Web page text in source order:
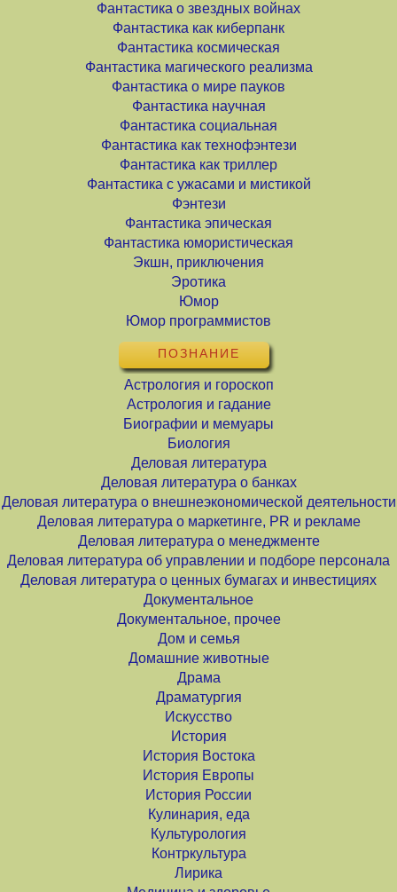
Фантастика о звездных войнах
Фантастика как киберпанк
Фантастика космическая
Фантастика магического реализма
Фантастика о мире пауков
Фантастика научная
Фантастика социальная
Фантастика как технофэнтези
Фантастика как триллер
Фантастика с ужасами и мистикой
Фэнтези
Фантастика эпическая
Фантастика юмористическая
Экшн, приключения
Эротика
Юмор
Юмор программистов
ПОЗНАНИЕ
Астрология и гороскоп
Астрология и гадание
Биографии и мемуары
Биология
Деловая литература
Деловая литература о банках
Деловая литература о внешнеэкономической деятельности
Деловая литература о маркетинге, PR и рекламе
Деловая литература о менеджменте
Деловая литература об управлении и подборе персонала
Деловая литература о ценных бумагах и инвестициях
Документальное
Документальное, прочее
Дом и семья
Домашние животные
Драма
Драматургия
Искусство
История
История Востока
История Европы
История России
Кулинария, еда
Культурология
Контркультура
Лирика